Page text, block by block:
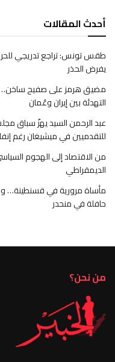
أحدث المقالات
طقس تونس: تراجع تدريجي
يفرض الحذر
مضيق هرمز على صفيح ساخن…
التهدئة بين إيران وعُمان
عبد الرحمن السيد يهزّ سباق
للتقدميين في ميشيغان رغم
من الاقتصاد إلى الهجوم
الديمقراطي
حافلة في منحدر
من نحن؟